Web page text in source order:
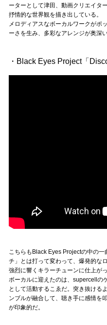
ーターとして津田、動画クリエイタ
抒情的な世界観を描き出している。
メロディアスなボーカルワークがポ
ーさを生み、多彩なアレンジが奥深
・Black Eyes Project「
こちらもBlack Eyes Projectの中の
チ」とは打って変わって、爆発的な
強烈に響くキラーチューンに仕上がっ
ボーカルに迎えたのは、supercellの
として活動するこゑだ。突き抜ける
ンブルが融合して、聴き手に感情を
が印象的だ。